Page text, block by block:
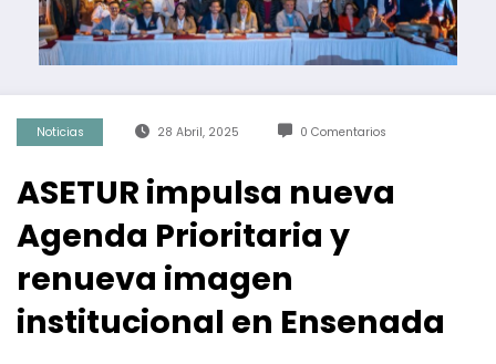
Noticias 28 Abril, 2025 0 Comentarios
ASETUR impulsa nueva
Agenda Prioritaria y
renueva imagen
institucional en Ensenada